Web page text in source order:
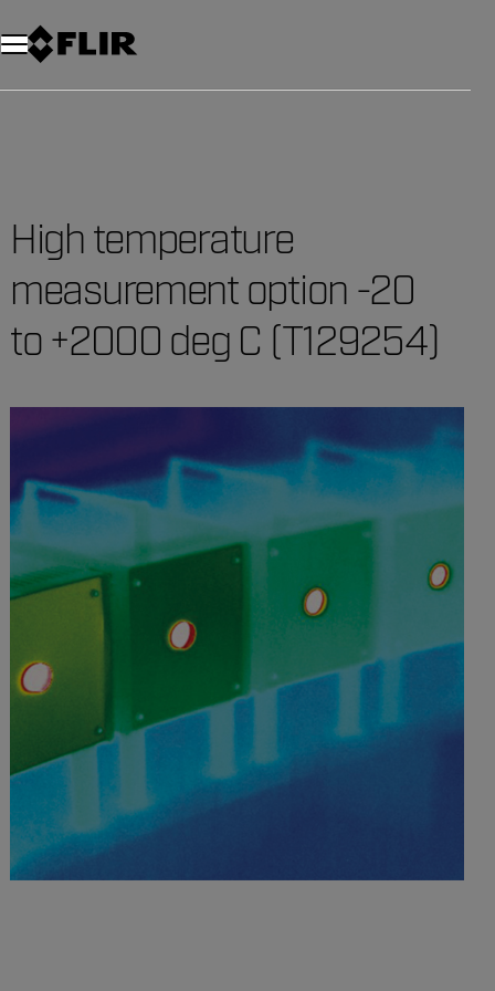
Unread messages
Modèle
Supprimer
articles
article
Ajouter au panier
Ajouté au panier
High temperature
measurement option -20
to +2000 deg C (T129254)